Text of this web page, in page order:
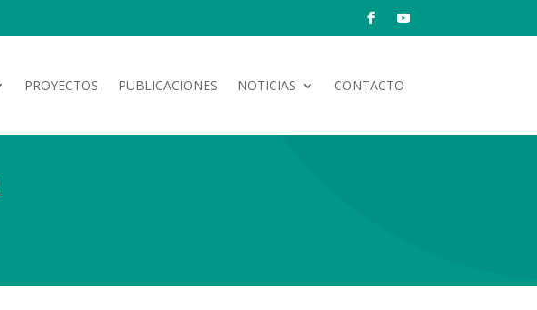
PROYECTOS PUBLICACIONES NOTICIAS CONTACTO